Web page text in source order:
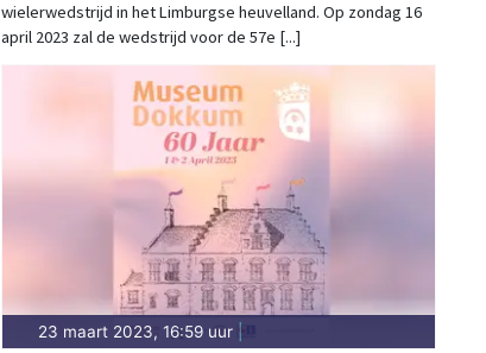
wielerwedstrijd in het Limburgse heuvelland. Op zondag 16
april 2023 zal de wedstrijd voor de 57e [...]
23 maart 2023, 16:59 uur|